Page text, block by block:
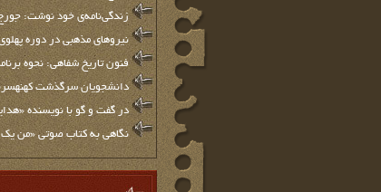
زندگی‌نامه‌ی خود نوشت:
نیروهای مذهبی در دوره پهلوی
فنون تاریخ شفاهی: نحوه
دانشجویان سرگذشت
در گفت و گو با نویسنده
نگاهی به کتاب صوتی «من یک